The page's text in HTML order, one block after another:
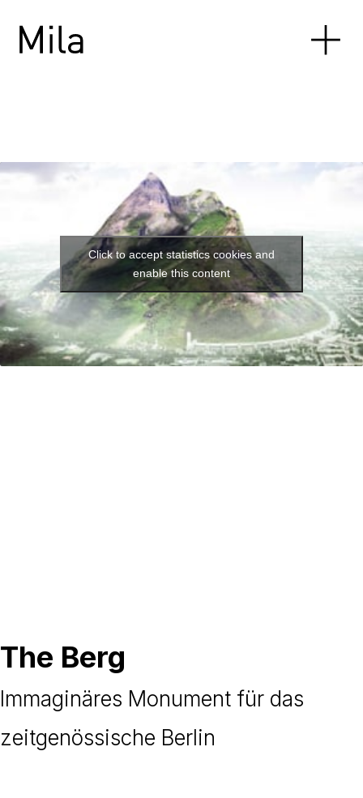
Click to accept statistics cookies and
enable this content
The Berg
Immaginäres Monument für das
zeitgenössische Berlin